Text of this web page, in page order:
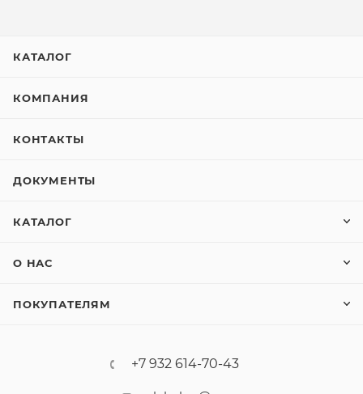
КАТАЛОГ
КОМПАНИЯ
КОНТАКТЫ
ДОКУМЕНТЫ
КАТАЛОГ
О НАС
ПОКУПАТЕЛЯМ
+7 932 614-70-43